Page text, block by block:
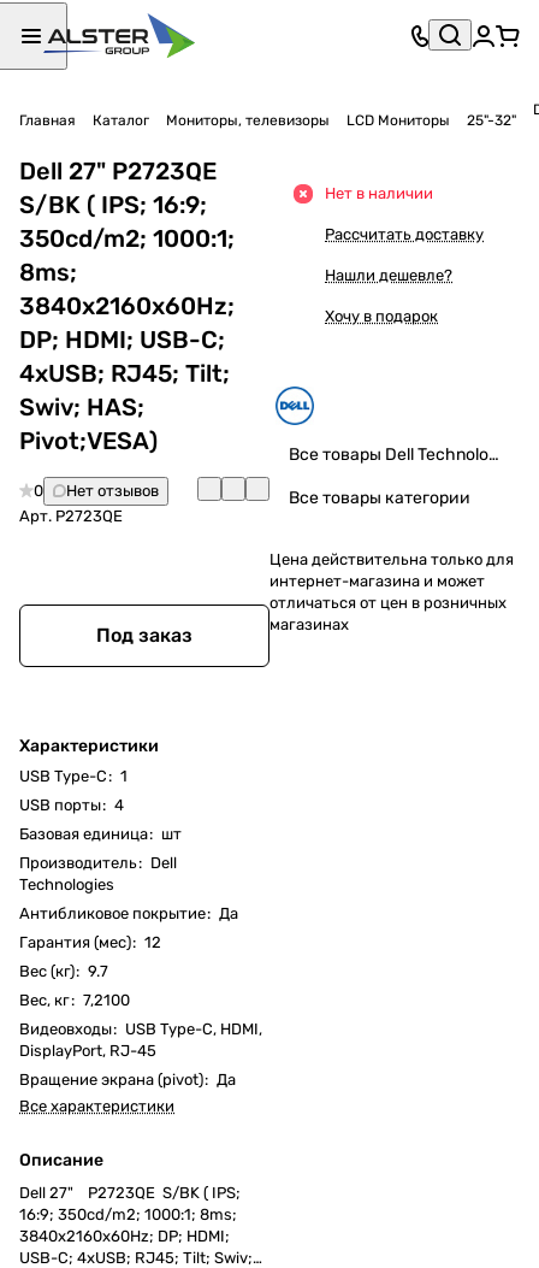
Главная Каталог Мониторы, телевизоры LCD Мониторы 25"-32"
Dell 27" P2723QE
S/BK ( IPS; 16:9;
350cd/m2; 1000:1;
8ms;
3840x2160x60Hz;
DP; HDMI; USB-C;
4xUSB; RJ45; Tilt;
Swiv; HAS;
Pivot;VESA)
0
Нет отзывов
Арт. P2723QE
Под заказ
Характеристики
USB Type-C: 1
USB порты: 4
Базовая единица: шт
Производитель: Dell
Technologies
Антибликовое покрытие: Да
Гарантия (мес): 12
Вес (кг): 9.7
Вес, кг: 7,2100
Видеовходы: USB Type-C, HDMI,
DisplayPort, RJ-45
Вращение экрана (pivot): Да
Все характеристики
Описание
Dell 27" P2723QE S/BK ( IPS;
16:9; 350cd/m2; 1000:1; 8ms;
3840x2160x60Hz; DP; HDMI;
USB-C; 4xUSB; RJ45; Tilt; Swiv;
Нет в наличии
Рассчитать доставку
Нашли дешевле?
Хочу в подарок
Все товары Dell Technologies
Все товары категории
Цена действительна только для
интернет-магазина и может
отличаться от цен в розничных
магазинах